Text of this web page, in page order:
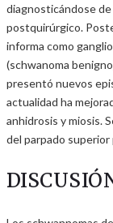
diagnosticándose
postquirúrgico.
informa como
(schwanoma
presentó nuevos
actualidad ha
anhidrosis y miosis.
del parpado superior